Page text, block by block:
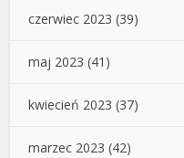
czerwiec 2023 (39)
maj 2023 (41)
kwiecień 2023 (37)
marzec 2023 (42)